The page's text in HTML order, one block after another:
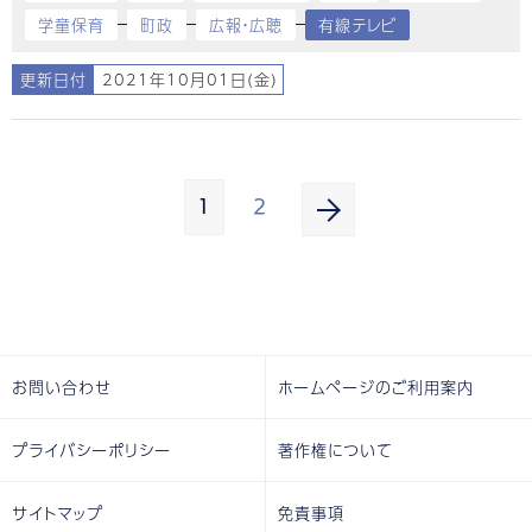
学童保育
町政 広報・広聴 有線テレビ
更新日付 2021年10月01日(金)
1 2
お問い合わせ ホームページのご利用案内
プライバシーポリシー 著作権について
サイトマップ 免責事項